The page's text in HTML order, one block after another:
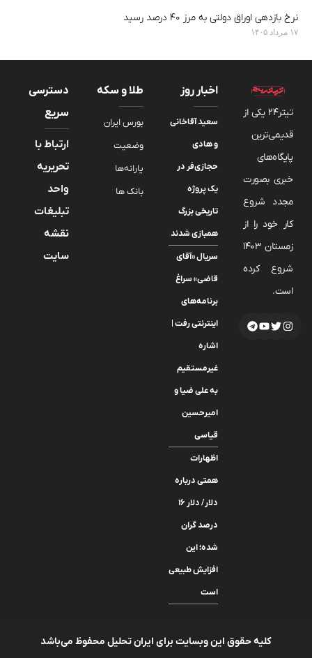
نرخ بازدهی اوراق دولتی به مرز ۴۰ درصد رسید
۱۷ مرداد ۱۴۰۵
تیتر24 یکی از
قدیمی‌ترین
پایگاه‌های
خبری بصورت
مجدد شروع
کار خود را از
زمستان 1403
شروع کرده
است.
اخبار روز
سعید آقاخانی
و هادی
حجازی‌فر در
یک پروژه
تاریخی بزرگ
همبازی شدند
سریال «آقای
قاضی» سراغ
برنامه‌های
اینترنتی رفت |
اشاره
غیرمستقیم
به علی ضیا و
امیرحسین
قیاسی
اظهارات
همتی درباره
دلار/ دلار ۱۶
درصد گران
شده؛ این
افزایش طبیعی
است
طلا و سکه
بورس ایران
وضعیت
یارانه‌ها
بانک ها
دسترسی
سریع
ارتباط با
تحریریه
واحد
تبلیغات
نقشه
سایت
کلیه حقوق این وبسایت برای ایران تحلیل محفوظ می‌باشد